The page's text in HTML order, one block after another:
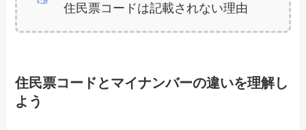
住民票コードは記載されない理由
住民票コードとマイナンバーの違いを理解し
よう